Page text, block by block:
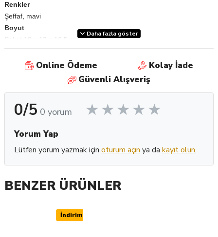
Renkler
Şeffaf, mavi
Boyut
Paket 18 x 12 x 16,5 cm (gxdxy)
Çarşaf 10 x 15 cm
Ambalajlama
Dağıtıcıyla birlikte 1200 yırtılabilir sayfalık bir rulo içeren tek paket
Daha fazla göster
Online Ödeme
Kolay İade
Güvenli Alışveriş
0/5 0 yorum
Yorum Yap
Lütfen yorum yazmak içinoturum açın ya dakayıt olun.
BENZER ÜRÜNLER
İndirimli